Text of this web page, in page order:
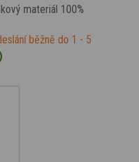
materiál 100%
běžně do 1 - 5